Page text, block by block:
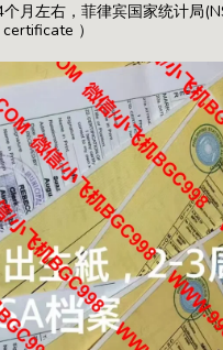
月左右，菲律宾国家统计局
）